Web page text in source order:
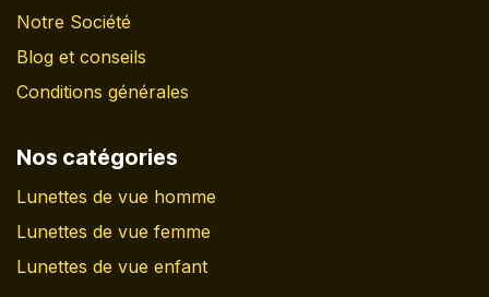
Notre Société
Blog et conseils
Conditions générales
Nos catégories
Lunettes de vue homme
Lunettes de vue femme
Lunettes de vue enfant